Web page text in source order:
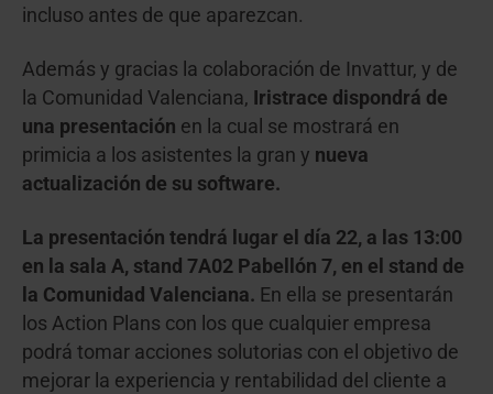
incluso antes de que aparezcan.
Además y gracias la colaboración de Invattur, y de
la Comunidad Valenciana, Iristrace dispondrá de
una presentación en la cual se mostrará en
primicia a los asistentes la gran y nueva
actualización de su software.
La presentación tendrá lugar el día 22, a las 13:00
en la sala A, stand 7A02 Pabellón 7, en el stand de
la Comunidad Valenciana. En ella se presentarán
los Action Plans con los que cualquier empresa
podrá tomar acciones solutorias con el objetivo de
mejorar la experiencia y rentabilidad del cliente a